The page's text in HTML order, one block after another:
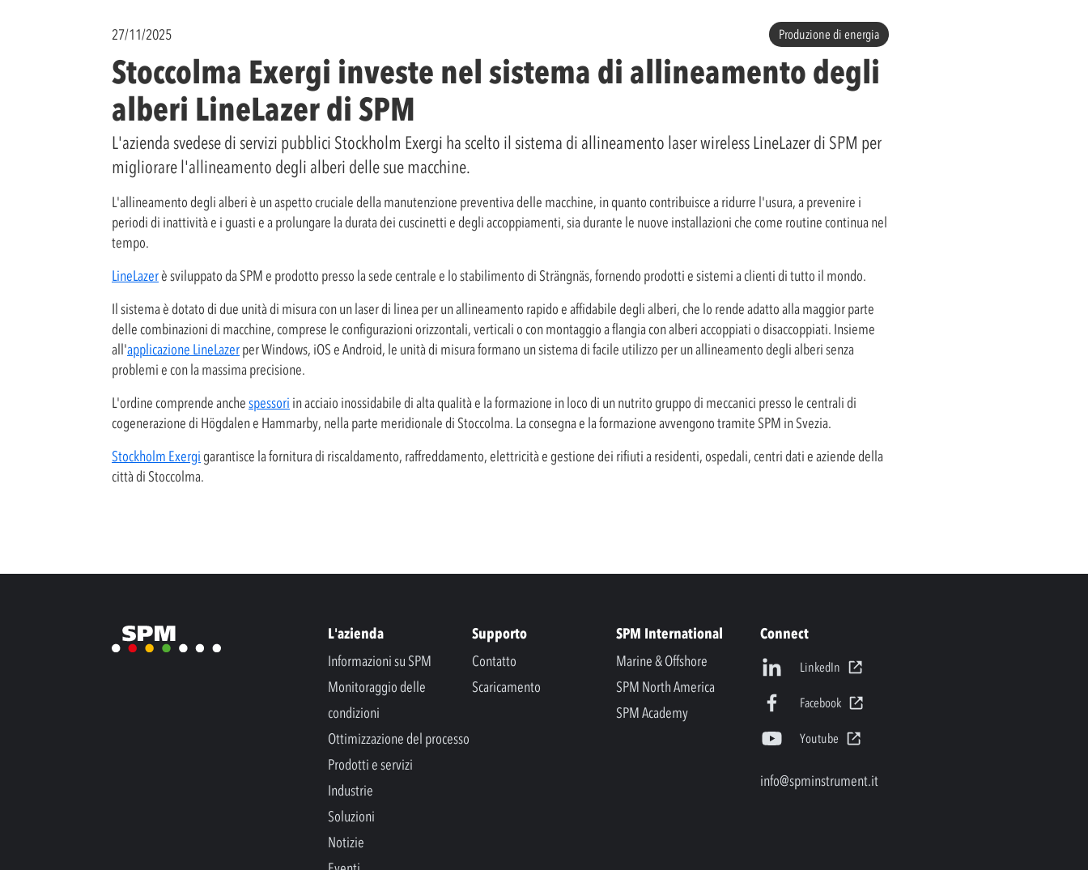
27/11/2025 Produzione di energia
Stoccolma Exergi investe nel sistema di allineamento degli
alberi LineLazer di SPM
L'azienda svedese di servizi pubblici Stockholm Exergi ha scelto il sistema di allineamento laser wireless LineLazer di SPM per
migliorare l'allineamento degli alberi delle sue macchine.
L'allineamento degli alberi è un aspetto cruciale della manutenzione preventiva delle macchine, in quanto contribuisce a ridurre l'usura, a prevenire i
periodi di inattività e i guasti e a prolungare la durata dei cuscinetti e degli accoppiamenti, sia durante le nuove installazioni che come routine continua nel
tempo.
LineLazerè sviluppato da SPM e prodotto presso la sede centrale e lo stabilimento di Strängnäs, fornendo prodotti e sistemi a clienti di tutto il mondo.
Il sistema è dotato di due unità di misura con un laser di linea per un allineamento rapido e affidabile degli alberi, che lo rende adatto alla maggior parte
delle combinazioni di macchine, comprese le configurazioni orizzontali, verticali o con montaggio a flangia con alberi accoppiati o disaccoppiati. Insieme
all'applicazione LineLazerper Windows, iOS e Android, le unità di misura formano un sistema di facile utilizzo per un allineamento degli alberi senza
problemi e con la massima precisione.
L'ordine comprende anchespessori in acciaio inossidabile di alta qualità e la formazione in loco di un nutrito gruppo di meccanici presso le centrali di
cogenerazione di Högdalen e Hammarby, nella parte meridionale di Stoccolma. La consegna e la formazione avvengono tramite SPM in Svezia.
Stockholm Exergigarantisce la fornitura di riscaldamento, raffreddamento, elettricità e gestione dei rifiuti a residenti, ospedali, centri dati e aziende della
città di Stoccolma.
L'azienda
Informazioni su SPM
Monitoraggio delle
condizioni
Ottimizzazione del processo
Prodotti e servizi
Industrie
Soluzioni
Notizie
Supporto
Contatto
Scaricamento
SPM International
Marine & Offshore
SPM North America
SPM Academy
Connect
LinkedIn
Facebook
Youtube
info@spminstrument.it